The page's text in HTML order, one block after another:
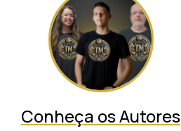
Conheça os Autores